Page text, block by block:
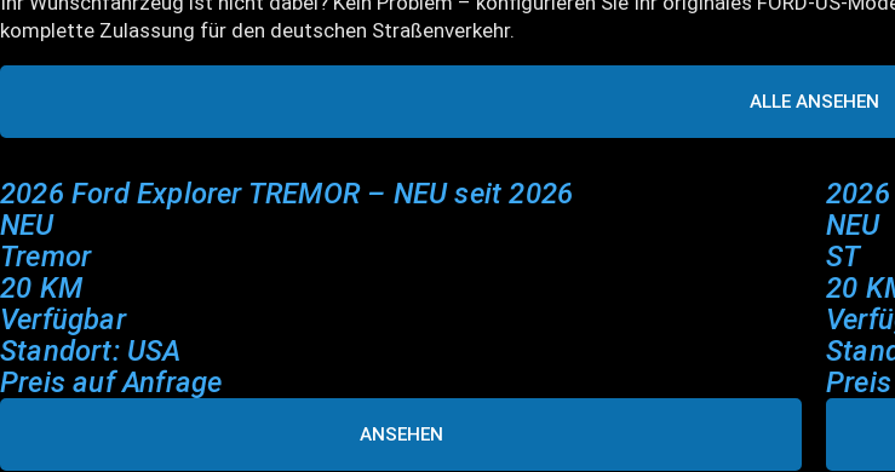
komplette Zulassung für den deutschen Straßenverkehr.
ALLE ANSEHEN
2026 Ford Explorer TREMOR – NEU seit 2026
NEU
Tremor
20 KM
Verfügbar
Standort: USA
Preis auf Anfrage
ANSEHEN
NEU
ST
20